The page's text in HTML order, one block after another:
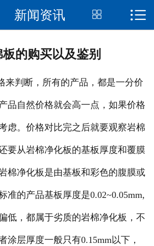
 首页
生产工艺
行业知识
在线留言
新闻资讯  
的购买以及鉴别
来判断，所有的产品，都是一分价
品自然价格就会高一点，如果价格
虑。价格对比完之后就要观察岩棉
要从岩棉净化板的基板厚度和覆膜
棉净化板是由基板和彩色的腹膜或
准的产品基板厚度是0.02~0.05mm,
低，都属于劣质的岩棉净化板，不
涂层厚度一般只有0.15mm以下，